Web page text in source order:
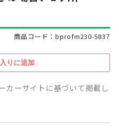
商品コード：bprofm230-5837
カーサイトに基づいて掲載し